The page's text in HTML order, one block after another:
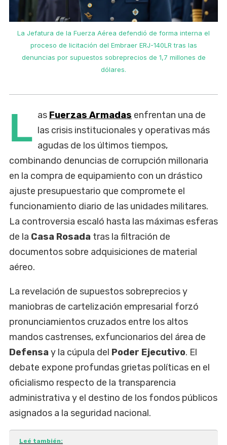
La Jefatura de la Fuerza Aérea defendió de forma interna el
proceso de licitación del Embraer ERJ-140LR tras las
denuncias por supuestos sobreprecios de 1,7 millones de
dólares.
L as Fuerzas Armadas enfrentan una de
las crisis institucionales y operativas más
agudas de los últimos tiempos,
combinando denuncias de corrupción millonaria
en la compra de equipamiento con un drástico
ajuste presupuestario que compromete el
funcionamiento diario de las unidades militares.
La controversia escaló hasta las máximas esferas
de la Casa Rosada tras la filtración de
documentos sobre adquisiciones de material
aéreo.
La revelación de supuestos sobreprecios y
maniobras de cartelización empresarial forzó
pronunciamientos cruzados entre los altos
mandos castrenses, exfuncionarios del área de
Defensay la cúpula del Poder Ejecutivo. El
debate expone profundas grietas políticas en el
oficialismo respecto de la transparencia
administrativa y el destino de los fondos públicos
asignados a la seguridad nacional.
Leé también: